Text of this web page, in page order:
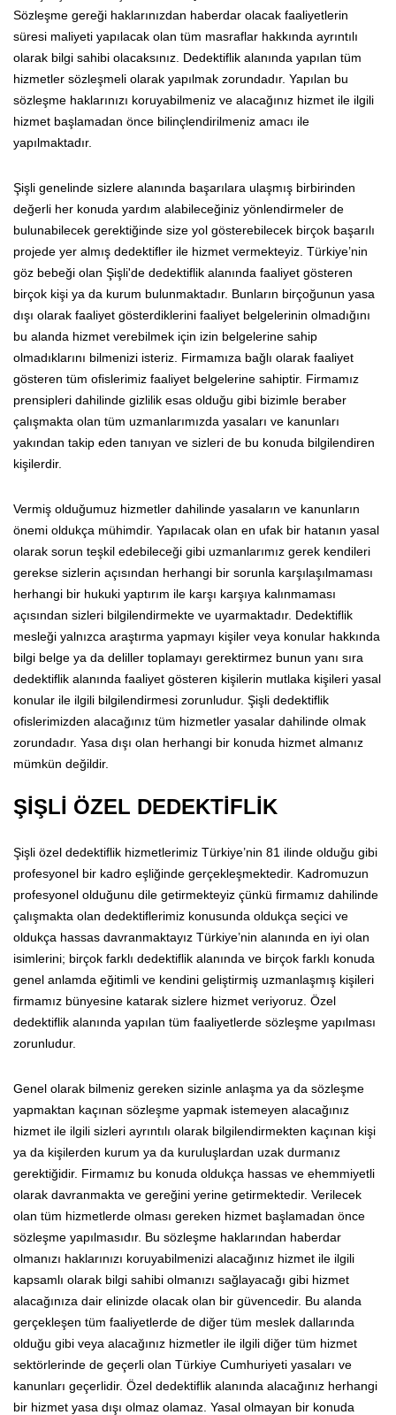
Sözleşme gereği haklarınızdan haberdar olacak faaliyetlerin
süresi maliyeti yapılacak olan tüm masraflar hakkında ayrıntılı
olarak bilgi sahibi olacaksınız. Dedektiflik alanında yapılan tüm
hizmetler sözleşmeli olarak yapılmak zorundadır. Yapılan bu
sözleşme haklarınızı koruyabilmeniz ve alacağınız hizmet ile ilgili
hizmet başlamadan önce bilinçlendirilmeniz amacı ile
yapılmaktadır.
Şişli genelinde sizlere alanında başarılara ulaşmış birbirinden
değerli her konuda yardım alabileceğiniz yönlendirmeler de
bulunabilecek gerektiğinde size yol gösterebilecek birçok başarılı
projede yer almış dedektifler ile hizmet vermekteyiz. Türkiye’nin
göz bebeği olan Şişli'de dedektiflik alanında faaliyet gösteren
birçok kişi ya da kurum bulunmaktadır. Bunların birçoğunun yasa
dışı olarak faaliyet gösterdiklerini faaliyet belgelerinin olmadığını
bu alanda hizmet verebilmek için izin belgelerine sahip
olmadıklarını bilmenizi isteriz. Firmamıza bağlı olarak faaliyet
gösteren tüm ofislerimiz faaliyet belgelerine sahiptir. Firmamız
prensipleri dahilinde gizlilik esas olduğu gibi bizimle beraber
çalışmakta olan tüm uzmanlarımızda yasaları ve kanunları
yakından takip eden tanıyan ve sizleri de bu konuda bilgilendiren
kişilerdir.
Vermiş olduğumuz hizmetler dahilinde yasaların ve kanunların
önemi oldukça mühimdir. Yapılacak olan en ufak bir hatanın yasal
olarak sorun teşkil edebileceği gibi uzmanlarımız gerek kendileri
gerekse sizlerin açısından herhangi bir sorunla karşılaşılmaması
herhangi bir hukuki yaptırım ile karşı karşıya kalınmaması
açısından sizleri bilgilendirmekte ve uyarmaktadır. Dedektiflik
mesleği yalnızca araştırma yapmayı kişiler veya konular hakkında
bilgi belge ya da deliller toplamayı gerektirmez bunun yanı sıra
dedektiflik alanında faaliyet gösteren kişilerin mutlaka kişileri yasal
konular ile ilgili bilgilendirmesi zorunludur. Şişli dedektiflik
ofislerimizden alacağınız tüm hizmetler yasalar dahilinde olmak
zorundadır. Yasa dışı olan herhangi bir konuda hizmet almanız
mümkün değildir.
ŞİŞLİ ÖZEL DEDEKTİFLİK
Şişli özel dedektiflik hizmetlerimiz Türkiye’nin 81 ilinde olduğu gibi
profesyonel bir kadro eşliğinde gerçekleşmektedir. Kadromuzun
profesyonel olduğunu dile getirmekteyiz çünkü firmamız dahilinde
çalışmakta olan dedektiflerimiz konusunda oldukça seçici ve
oldukça hassas davranmaktayız Türkiye’nin alanında en iyi olan
isimlerini; birçok farklı dedektiflik alanında ve birçok farklı konuda
genel anlamda eğitimli ve kendini geliştirmiş uzmanlaşmış kişileri
firmamız bünyesine katarak sizlere hizmet veriyoruz. Özel
dedektiflik alanında yapılan tüm faaliyetlerde sözleşme yapılması
zorunludur.
Genel olarak bilmeniz gereken sizinle anlaşma ya da sözleşme
yapmaktan kaçınan sözleşme yapmak istemeyen alacağınız
hizmet ile ilgili sizleri ayrıntılı olarak bilgilendirmekten kaçınan kişi
ya da kişilerden kurum ya da kuruluşlardan uzak durmanız
gerektiğidir. Firmamız bu konuda oldukça hassas ve ehemmiyetli
olarak davranmakta ve gereğini yerine getirmektedir. Verilecek
olan tüm hizmetlerde olması gereken hizmet başlamadan önce
sözleşme yapılmasıdır. Bu sözleşme haklarından haberdar
olmanızı haklarınızı koruyabilmenizi alacağınız hizmet ile ilgili
kapsamlı olarak bilgi sahibi olmanızı sağlayacağı gibi hizmet
alacağınıza dair elinizde olacak olan bir güvencedir. Bu alanda
gerçekleşen tüm faaliyetlerde de diğer tüm meslek dallarında
olduğu gibi veya alacağınız hizmetler ile ilgili diğer tüm hizmet
sektörlerinde de geçerli olan Türkiye Cumhuriyeti yasaları ve
kanunları geçerlidir. Özel dedektiflik alanında alacağınız herhangi
bir hizmet yasa dışı olmaz olamaz. Yasal olmayan bir konuda